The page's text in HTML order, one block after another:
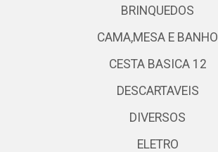
BRINQUEDOS
CAMA,MESA E BANHO
CESTA BASICA 12
DESCARTAVEIS
DIVERSOS
ELETRO